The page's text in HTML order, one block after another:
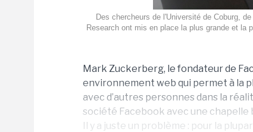
Des chercheurs de l'Université de Coburg,
Research ont mis en place la plus grande et la
Mark Zuckerberg, le fondateur de
environnement web qui permet à la
avec d’autres personnes dans la
société Facebook avec une chapelle
Il y a juste un problème : pour la